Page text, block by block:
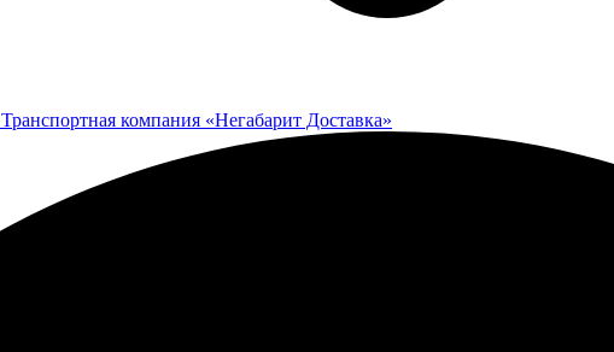
Транспортная компания «Негабарит Доставка»